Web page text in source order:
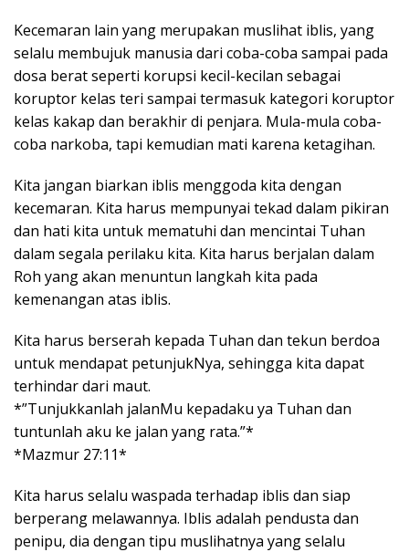
Kecemaran lain yang merupakan muslihat iblis, yang
selalu membujuk manusia dari coba-coba sampai pada
dosa berat seperti korupsi kecil-kecilan sebagai
koruptor kelas teri sampai termasuk kategori koruptor
kelas kakap dan berakhir di penjara. Mula-mula coba-
coba narkoba, tapi kemudian mati karena ketagihan.
Kita jangan biarkan iblis menggoda kita dengan
kecemaran. Kita harus mempunyai tekad dalam pikiran
dan hati kita untuk mematuhi dan mencintai Tuhan
dalam segala perilaku kita. Kita harus berjalan dalam
Roh yang akan menuntun langkah kita pada
kemenangan atas iblis.
Kita harus berserah kepada Tuhan dan tekun berdoa
untuk mendapat petunjukNya, sehingga kita dapat
terhindar dari maut.
*”Tunjukkanlah jalanMu kepadaku ya Tuhan dan
tuntunlah aku ke jalan yang rata.”*
*Mazmur 27:11*
Kita harus selalu waspada terhadap iblis dan siap
berperang melawannya. Iblis adalah pendusta dan
penipu, dia dengan tipu muslihatnya yang selalu